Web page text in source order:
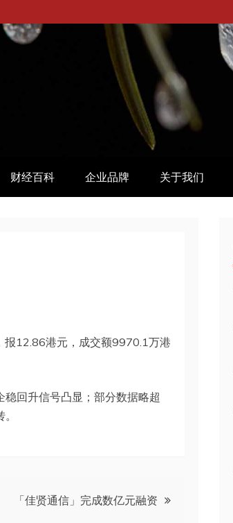
财经百科 企业品牌 关于我们
报12.86港元，成交额9970.1万港
回升信号凸显；部分数据略超
「佳贤通信」完成数亿元融资